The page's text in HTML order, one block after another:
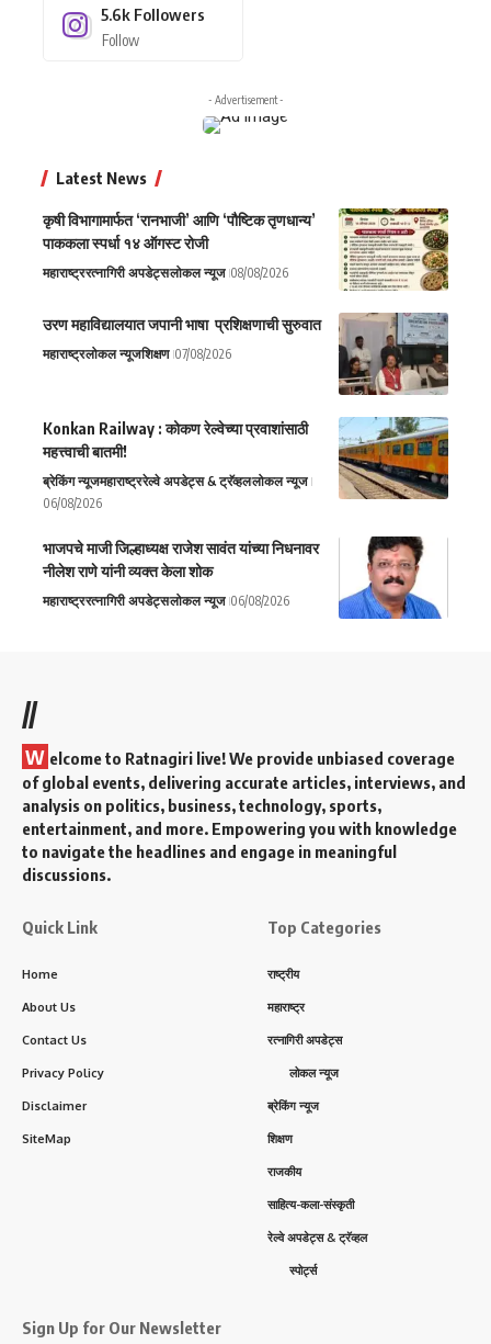
5.6k Followers
Follow
- Advertisement -
Latest News
कृषी विभागामार्फत ‘रानभाजी’ आणि ‘पौष्टिक तृणधान्य’
पाककला स्पर्धा १४ ऑगस्ट रोजी
महाराष्ट्ररत्नागिरी अपडेट्सलोकल न्यूज 08/08/2026
उरण महाविद्यालयात जपानी भाषा प्रशिक्षणाची सुरुवात
महाराष्ट्रलोकल न्यूजशिक्षण 07/08/2026
Konkan Railway : कोकण रेल्वेच्या प्रवाशांसाठी
महत्त्वाची बातमी!
ब्रेकिंग न्यूजमहाराष्ट्ररेल्वे अपडेट्स & ट्रॅव्हललोकल न्यूज
06/08/2026
भाजपचे माजी जिल्हाध्यक्ष राजेश सावंत यांच्या निधनावर
नीलेश राणे यांनी व्यक्त केला शोक
महाराष्ट्ररत्नागिरी अपडेट्सलोकल न्यूज 06/08/2026
//
W elcome to Ratnagiri live! We provide unbiased coverage
of global events, delivering accurate articles, interviews, and
analysis on politics, business, technology, sports,
entertainment, and more. Empowering you with knowledge
to navigate the headlines and engage in meaningful
discussions.
Quick Link
Home
About Us
Contact Us
Privacy Policy
Disclaimer
SiteMap
Top Categories
राष्ट्रीय
महाराष्ट्र
रत्नागिरी अपडेट्स
लोकल न्यूज
ब्रेकिंग न्यूज
शिक्षण
राजकीय
साहित्य-कला-संस्कृती
रेल्वे अपडेट्स & ट्रॅव्हल
स्पोर्ट्स
Sign Up for Our Newsletter